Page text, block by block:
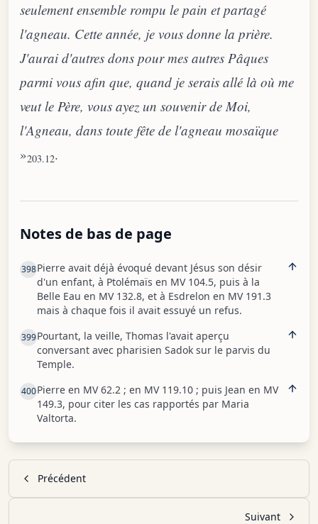
seulement ensemble rompu le pain et partagé
l'agneau. Cette année, je vous donne la prière.
J'aurai d'autres dons pour mes autres Pâques
parmi vous afin que, quand je serais allé là où me
veut le Père, vous ayez un souvenir de Moi,
l'Agneau, dans toute fête de l'agneau mosaïque
»203.12.
Notes de bas de page
398Pierre avait déjà évoqué devant Jésus son désir
d'un enfant, à Ptolémaïs en MV 104.5, puis à la
Belle Eau en MV 132.8, et à Esdrelon en MV 191.3
mais à chaque fois il avait essuyé un refus.
399Pourtant, la veille, Thomas l'avait aperçu
conversant avec pharisien Sadok sur le parvis du
Temple.
400Pierre en MV 62.2 ; en MV 119.10 ; puis Jean en MV
149.3, pour citer les cas rapportés par Maria
Valtorta.
Précédent
Suivant